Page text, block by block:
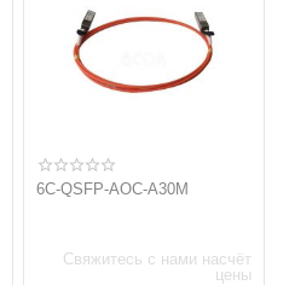
6C-QSFP-AOC-A30M
Свяжитесь с нами насчёт
цены